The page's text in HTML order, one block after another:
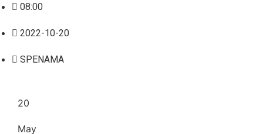
08:00
2022-10-20
SPENAMA
20
May